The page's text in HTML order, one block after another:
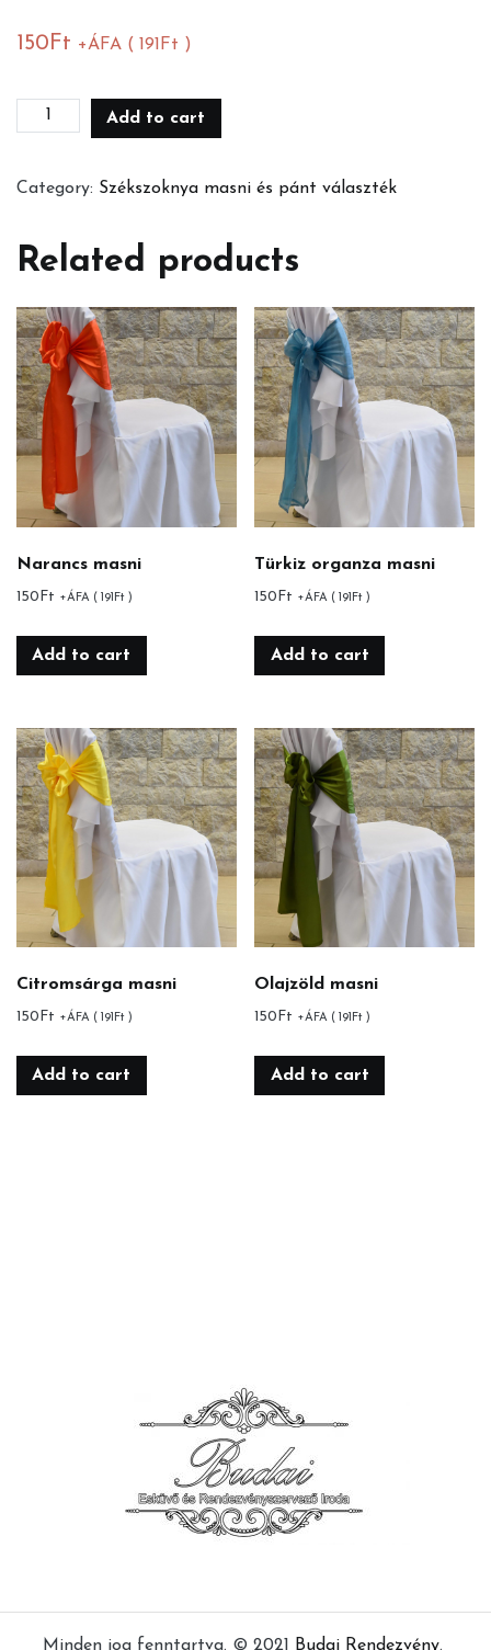
150Ft +ÁFA ( 191 Ft )
Barna
Add to cart
Category: Székszoknya masni és pánt választék
Related products
Narancs masni
150 Ft +ÁFA ( 191 Ft )
Add to cart
Türkiz organza masni
150 Ft +ÁFA ( 191 Ft )
Add to cart
Citromsárga masni
150 Ft +ÁFA ( 191Ft )
Add to cart
Olajzöld masni
150 Ft +ÁFA ( 191Ft )
Add to cart
Minden jog fenntartva. © 2021 Budai Rendezvény.